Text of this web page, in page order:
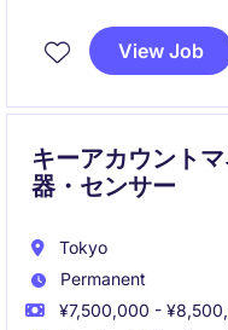
View Job
キーアカウント
器・センサー
Tokyo
Permanent
¥7,500,000 -